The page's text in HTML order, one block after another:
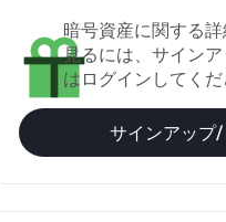
暗号資産に関する
見るには、サイン
はログインしてくだ
サインアップ